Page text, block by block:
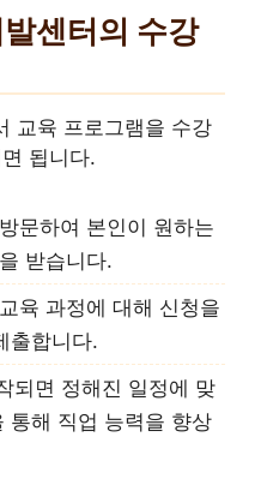
센터의 수강
교육 프로그램을 수강
됩니다.
문하여 본인이 원하는
받습니다.
육 과정에 대해 신청을
출합니다.
되면 정해진 일정에 맞
통해 직업 능력을 향상